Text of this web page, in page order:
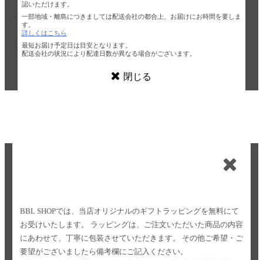
認いただけます。
一部地域・離島につきましては配送会社の都合上、お届けにお時間を要しま
す。
詳しくはこちら
最短お届け予定日は目安となります。
配送会社の状況により配達日数が異なる場合がございます。
閉じる
BBL SHOPでは、当店オリジナルのギフトラッピングを無料にて
お受けいたします。
ラッピングは、ご注文いただいた商品の内容
にあわせて、丁寧に包装させていただきます。
その他ご希望・ご
要望がございましたら備考欄にご記入ください。